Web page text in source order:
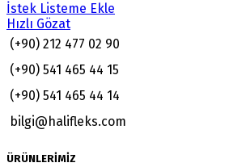
İstek Listeme Ekle
Hızlı Gözat
(+90) 212 477 02 90
(+90) 541 465 44 15
(+90) 541 465 44 14
bilgi@halifleks.com
ÜRÜNLERİMİZ